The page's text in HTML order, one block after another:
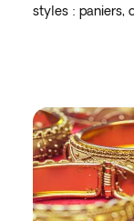
styles : paniers,